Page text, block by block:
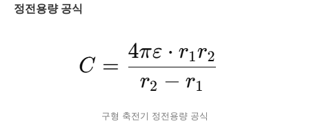
정전용량 공식
구형 축전기 정전용량 공식